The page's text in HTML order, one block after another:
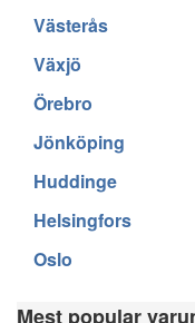
Västerås
Växjö
Örebro
Jönköping
Huddinge
Helsingfors
Oslo
Mest popular